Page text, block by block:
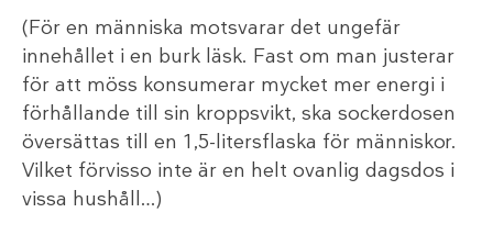
(För en människa motsvarar det ungefär
innehållet i en burk läsk. Fast om man justerar
för att möss konsumerar mycket mer energi i
förhållande till sin kroppsvikt, ska sockerdosen
översättas till en 1,5-litersflaska för människor.
Vilket förvisso inte är en helt ovanlig dagsdos i
vissa hushåll…)